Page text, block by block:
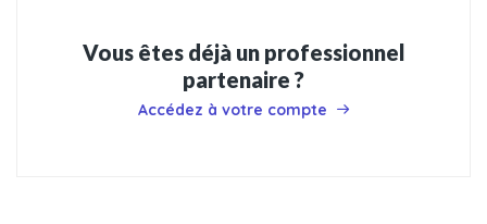
Vous êtes déjà un professionnel
partenaire ?
Accédez à votre compte